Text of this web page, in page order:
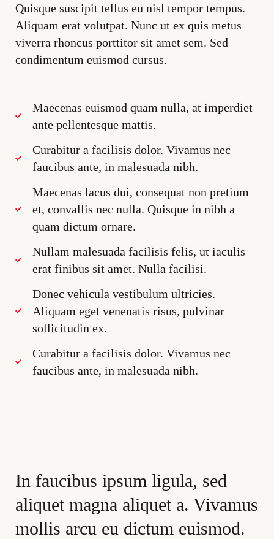
Quisque suscipit tellus eu nisl tempor tempus.
Aliquam erat volutpat. Nunc ut ex quis metus
viverra rhoncus porttitor sit amet sem. Sed
condimentum euismod cursus.
Maecenas euismod quam nulla, at imperdiet
ante pellentesque mattis.
Curabitur a facilisis dolor. Vivamus nec
faucibus ante, in malesuada nibh.
Maecenas lacus dui, consequat non pretium
et, convallis nec nulla. Quisque in nibh a
quam dictum ornare.
Nullam malesuada facilisis felis, ut iaculis
erat finibus sit amet. Nulla facilisi.
Donec vehicula vestibulum ultricies.
Aliquam eget venenatis risus, pulvinar
sollicitudin ex.
Curabitur a facilisis dolor. Vivamus nec
faucibus ante, in malesuada nibh.
In faucibus ipsum ligula, sed
aliquet magna aliquet a. Vivamus
mollis arcu eu dictum euismod.